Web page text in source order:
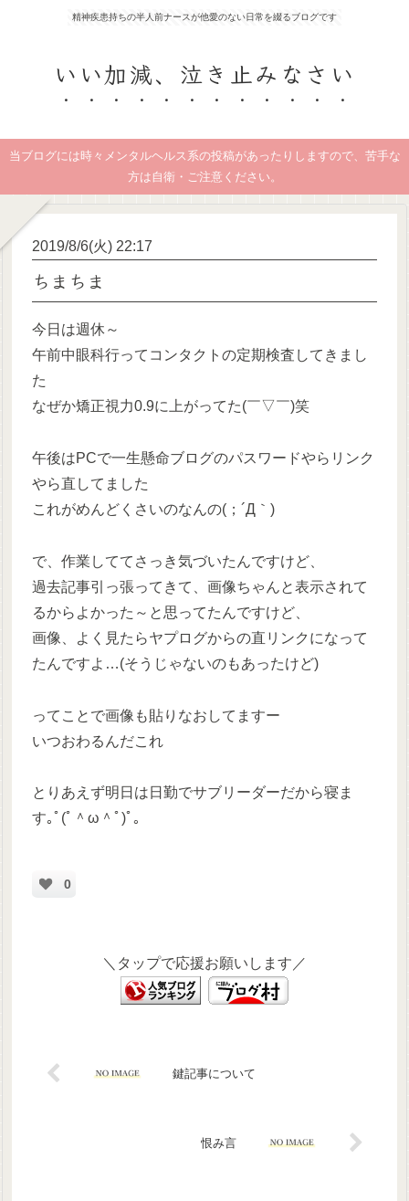
精神疾患持ちの半人前ナースが他愛のない日常を綴るブログです
いい加減、泣き止みなさい
当ブログには時々メンタルヘルス系の投稿があったりしますので、苦手な
方は自衛・ご注意ください。
2019/8/6(火) 22:17
ちまちま
今日は週休～
午前中眼科行ってコンタクトの定期検査してきまし
た
なぜか矯正視力0.9に上がってた(￣▽￣)笑
午後はPCで一生懸命ブログのパスワードやらリンク
やら直してました
これがめんどくさいのなんの(；´Д｀)
で、作業しててさっき気づいたんですけど、
過去記事引っ張ってきて、画像ちゃんと表示されて
るからよかった～と思ってたんですけど、
画像、よく見たらヤプログからの直リンクになって
たんですよ…(そうじゃないのもあったけど)
ってことで画像も貼りなおしてますー
いつおわるんだこれ
とりあえず明日は日勤でサブリーダーだから寝ま
す｡ﾟ(ﾟ＾ω＾ﾟ)ﾟ｡
0
＼タップで応援お願いします／
鍵記事について
恨み言